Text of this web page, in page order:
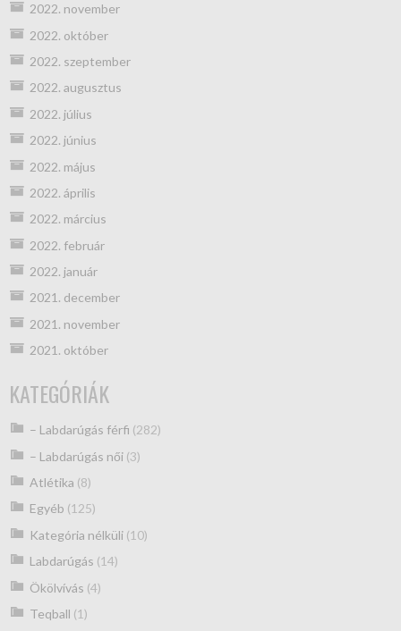
2022. november
2022. október
2022. szeptember
2022. augusztus
2022. július
2022. június
2022. május
2022. április
2022. március
2022. február
2022. január
2021. december
2021. november
2021. október
KATEGÓRIÁK
– Labdarúgás férfi (282)
– Labdarúgás női(3)
Atlétika (8)
Egyéb (125)
Kategória nélküli(10)
Labdarúgás (14)
Ökölvívás (4)
Teqball (1)